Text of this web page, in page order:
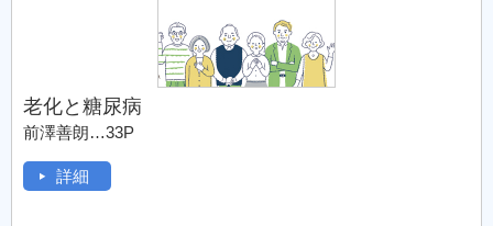
老化と糖尿病
前澤善朗…33P
詳細